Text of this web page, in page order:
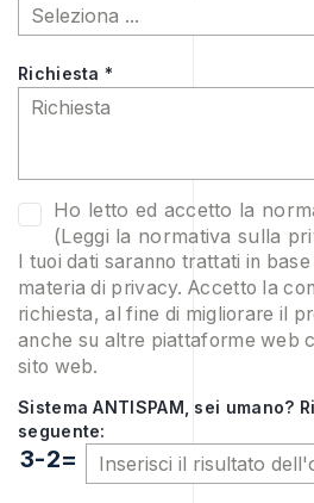
Richiesta *
Ho letto ed accetto la
(Leggi la normativa sulla
I tuoi dati saranno trattati in
materia di privacy. Accetto la
richiesta, al fine di migliorare il
anche su altre piattaforme web
sito web.
Sistema ANTISPAM, sei umano?
seguente:
3-2=